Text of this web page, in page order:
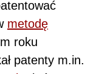
metodę
roku
patenty m.in.